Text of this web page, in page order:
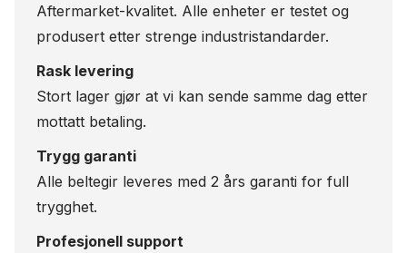
Aftermarket-kvalitet. Alle enheter er testet og
produsert etter strenge industristandarder.
Rask levering
Stort lager gjør at vi kan sende samme dag etter
mottatt betaling.
Trygg garanti
Alle beltegir leveres med 2 års garanti for full
trygghet.
Profesjonell support